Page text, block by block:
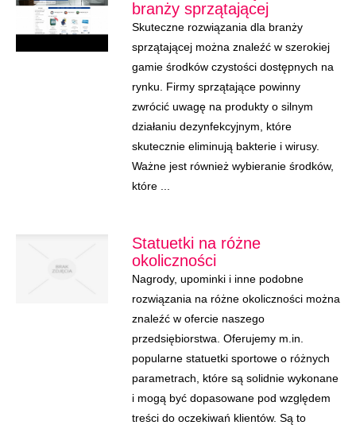
branży sprzątającej
Skuteczne rozwiązania dla branży
sprzątającej można znaleźć w szerokiej
gamie środków czystości dostępnych na
rynku. Firmy sprzątające powinny
zwrócić uwagę na produkty o silnym
działaniu dezynfekcyjnym, które
skutecznie eliminują bakterie i wirusy.
Ważne jest również wybieranie środków,
które ...
Statuetki na różne
okoliczności
Nagrody, upominki i inne podobne
rozwiązania na różne okoliczności można
znaleźć w ofercie naszego
przedsiębiorstwa. Oferujemy m.in.
popularne statuetki sportowe o różnych
parametrach, które są solidnie wykonane
i mogą być dopasowane pod względem
treści do oczekiwań klientów. Są to